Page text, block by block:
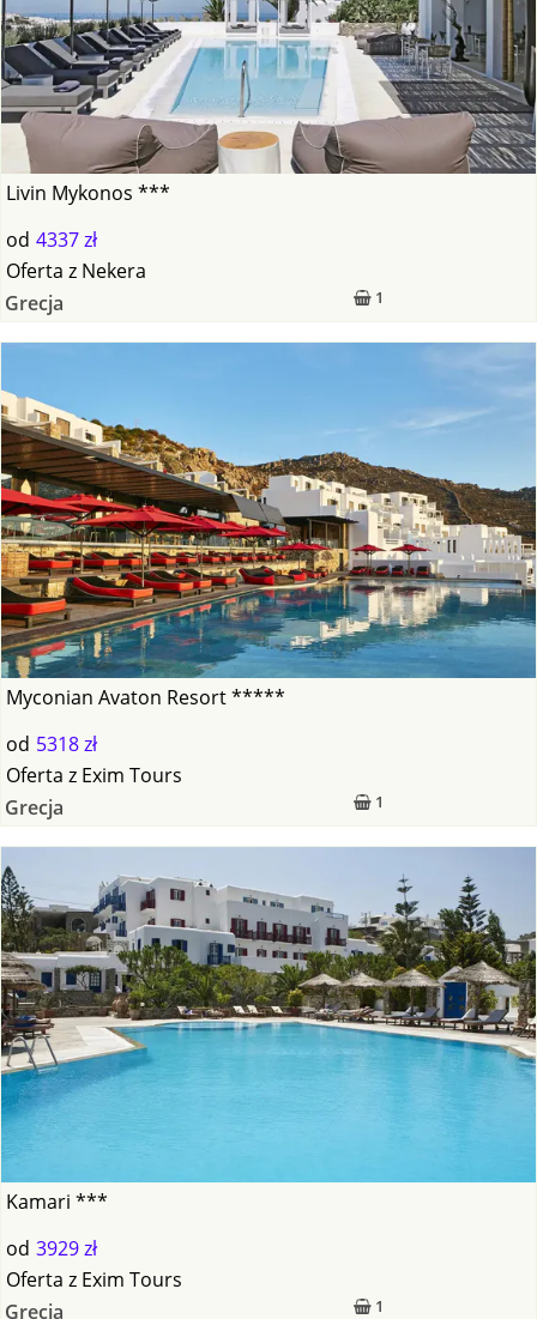
Livin Mykonos ***
od 4337 zł
1
Oferta z Nekera
Grecja
Myconian Avaton Resort *****
od 5318 zł
1
Oferta z Exim Tours
Grecja
Kamari ***
od 3929 zł
1
Oferta z Exim Tours
Grecja